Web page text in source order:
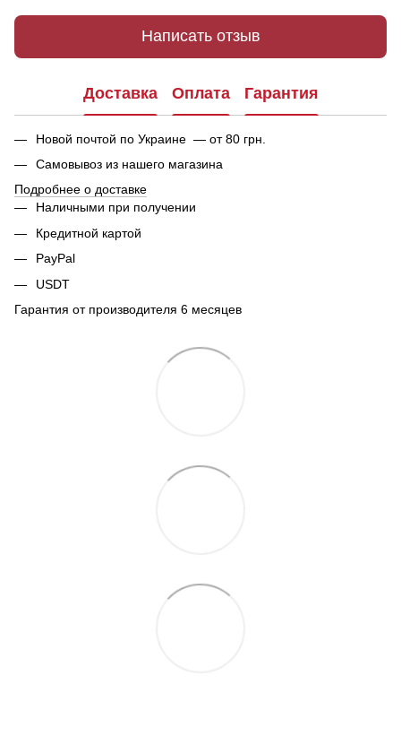
Написать отзыв
Доставка Оплата Гарантия
Новой почтой по Украине — от 80 грн.
Самовывоз из нашего магазина
Подробнее о доставке
Наличными при получении
Кредитной картой
PayPal
USDT
Гарантия от производителя 6 месяцев